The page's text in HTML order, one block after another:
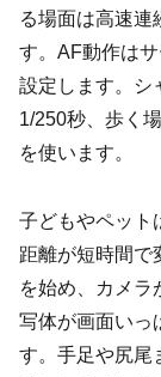
る場面は高速連
す。AF動作は
設定します。シ
1/250秒、歩く
を使います。
子どもやペット
距離が短時間で
を始め、カメラ
写体が画面いっ
す。手足や尻尾